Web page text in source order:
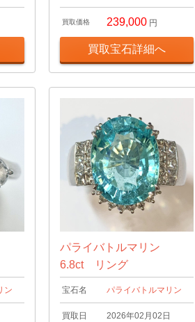
買取価格 239,000 円
買取宝石詳細へ
ン
パライバトルマリン
6.8ct リング
宝石名 パライバトルマリン
買取日 2026年02月02日